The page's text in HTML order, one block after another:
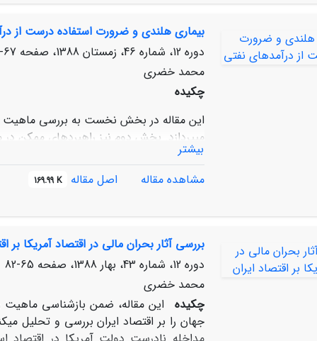
پنجم از منظر راهبرد بهبود محیط کسب و
بیماری هلندی و ضرورت استفاده درست از
دوره 12، شماره 46، زمستان 1388، صفحه
67-82
محمد خضری
چکیده
این مقاله در بخش نخست به بررسی ماهیت
می‏پردازد. بخش دوم نیز راهبردهای ممکن در
رونق منابع طبیعی (از جمله نفت) موضوع
اقتصاد کار ساده‏ای نیست. با این حال،
کالاهای غیرقابل مبادله، افزایش واردات،
می‏کنند.
بیشتر
مشاهده مقاله
اصل مقاله 169.99 K
بررسی آثار بحران مالی در اقتصاد آمریکا بر
دوره 12، شماره 43، بهار 1388، صفحه
65-82
محمد خضری
چکیده
این مقاله، ضمن بازشناسی ماهیت
جهان را بر اقتصاد ایران بررسی و تحلیل